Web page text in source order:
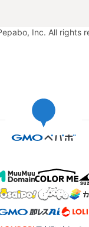
Inc. All rights